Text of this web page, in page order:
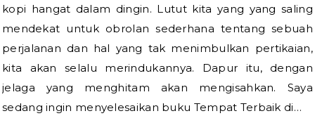
kopi hangat dalam dingin. Lutut kita yang yang saling
mendekat untuk obrolan sederhana tentang sebuah
perjalanan dan hal yang tak menimbulkan pertikaian,
kita akan selalu merindukannya. Dapur itu, dengan
jelaga yang menghitam akan mengisahkan. Saya
sedang ingin menyelesaikan buku Tempat Terbaik di…